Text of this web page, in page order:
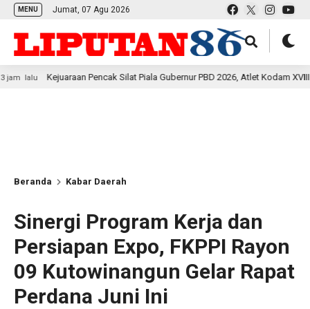
MENU Jumat, 07 Agu 2026
Pencak Silat Piala Gubernur PBD 2026, Atlet Kodam XVIII Kasuari
Beranda Kabar Daerah
Sinergi Program Kerja dan
Persiapan Expo, FKPPI Rayon
09 Kutowinangun Gelar Rapat
Perdana Juni Ini